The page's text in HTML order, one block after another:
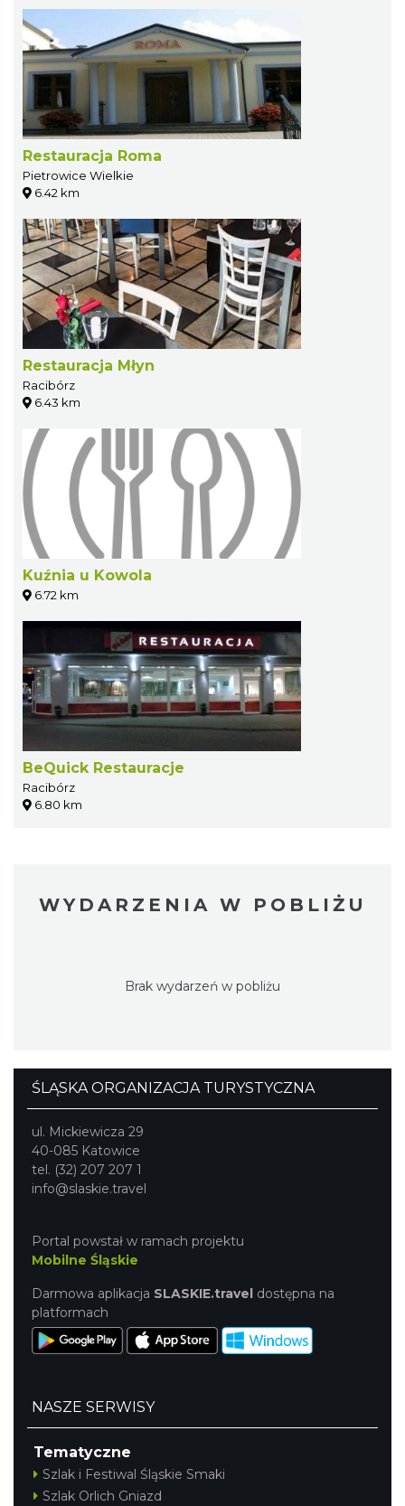
Restauracja Roma
Pietrowice Wielkie
6.42 km
Restauracja Młyn
Racibórz
6.43 km
Kuźnia u Kowola
6.72 km
BeQuick Restauracje
Racibórz
6.80 km
WYDARZENIA W POBLIŻU
Brak wydarzeń w pobliżu
ŚLĄSKA ORGANIZACJA TURYSTYCZNA
ul. Mickiewicza 29
40-085 Katowice
tel. (32) 207 207 1
info@slaskie.travel
Portal powstał w ramach projektu
Mobilne Śląskie
Darmowa aplikacja SLASKIE.travel dostępna na
platformach
NASZE SERWISY
Tematyczne
Szlak i Festiwal Śląskie Smaki
Szlak Orlich Gniazd